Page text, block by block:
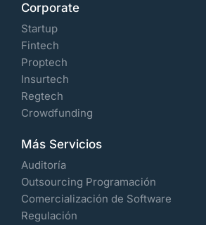
Corporate
Startup
Fintech
Proptech
Insurtech
Regtech
Crowdfunding
Más Servicios
Auditoría
Outsourcing Programación
Comercialización de Software
Regulación